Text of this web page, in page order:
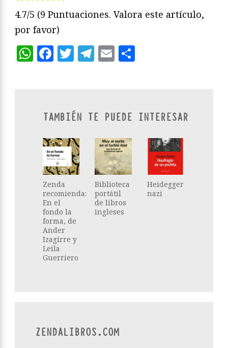
4.7/5 (9 Puntuaciones. Valora este artículo,
por favor)
WhatsApp
Facebook
Twitter
Telegram
Email
TAMBIÉN TE PUEDE INTERESAR
Zenda
recomienda:
En el
fondo la
forma, de
Ander
Izagirre y
Leila
Guerriero
Biblioteca
portátil
de libros
ingleses
Heidegger
nazi
ZENDALIBROS.COM